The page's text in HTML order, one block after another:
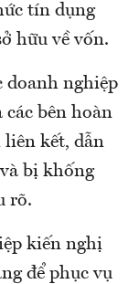
tín dụng
hữu về vốn.
doanh nghiệp
bên hoàn
liên kết, dẫn
bị khống
rõ.
kiến nghị
để phục vụ